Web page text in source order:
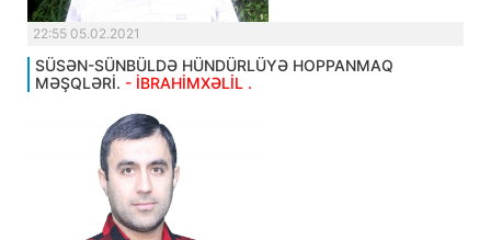
22:55 05.02.2021
SÜSƏN-SÜNBÜLDƏ HÜNDÜRLÜYƏ HOPPANMAQ
MƏŞQLƏRİ. - İBRAHİMXƏLİL .